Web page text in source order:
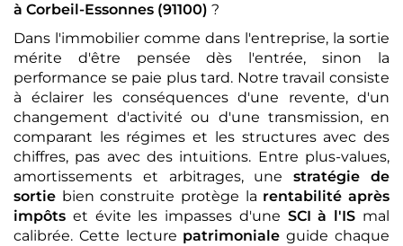
à Corbeil-Essonnes (91100) ?
Dans l'immobilier comme dans l'entreprise, la sortie
mérite d'être pensée dès l'entrée, sinon la
performance se paie plus tard. Notre travail consiste
à éclairer les conséquences d'une revente, d'un
changement d'activité ou d'une transmission, en
comparant les régimes et les structures avec des
chiffres, pas avec des intuitions. Entre plus-values,
amortissements et arbitrages, unestratégie de
sortie bien construite protège la rentabilité après
impôts et évite les impasses d'une SCI à l'IS mal
calibrée. Cette lecture patrimoniale guide chaque